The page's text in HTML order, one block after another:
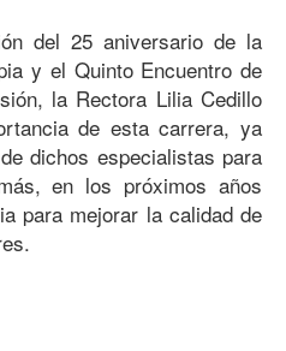
del 25 aniversario de la
y el Quinto Encuentro de
la Rectora Lilia Cedillo
de esta carrera, ya
dichos especialistas para
en los próximos años
para mejorar la calidad de